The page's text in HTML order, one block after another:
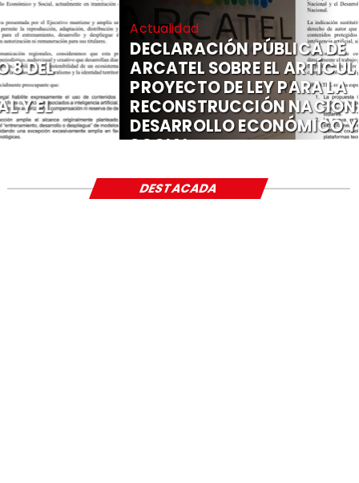
Actualidad
DECLARACIÓN PÚBLICA DE
ARCATEL SOBRE EL ARTÍCULO 8 DEL
PROYECTO DE LEY PARA LA
RECONSTRUCCIÓN NACIONAL Y EL
DESARROLLO ECONÓMICO Y
SOCIAL
DESTACADA